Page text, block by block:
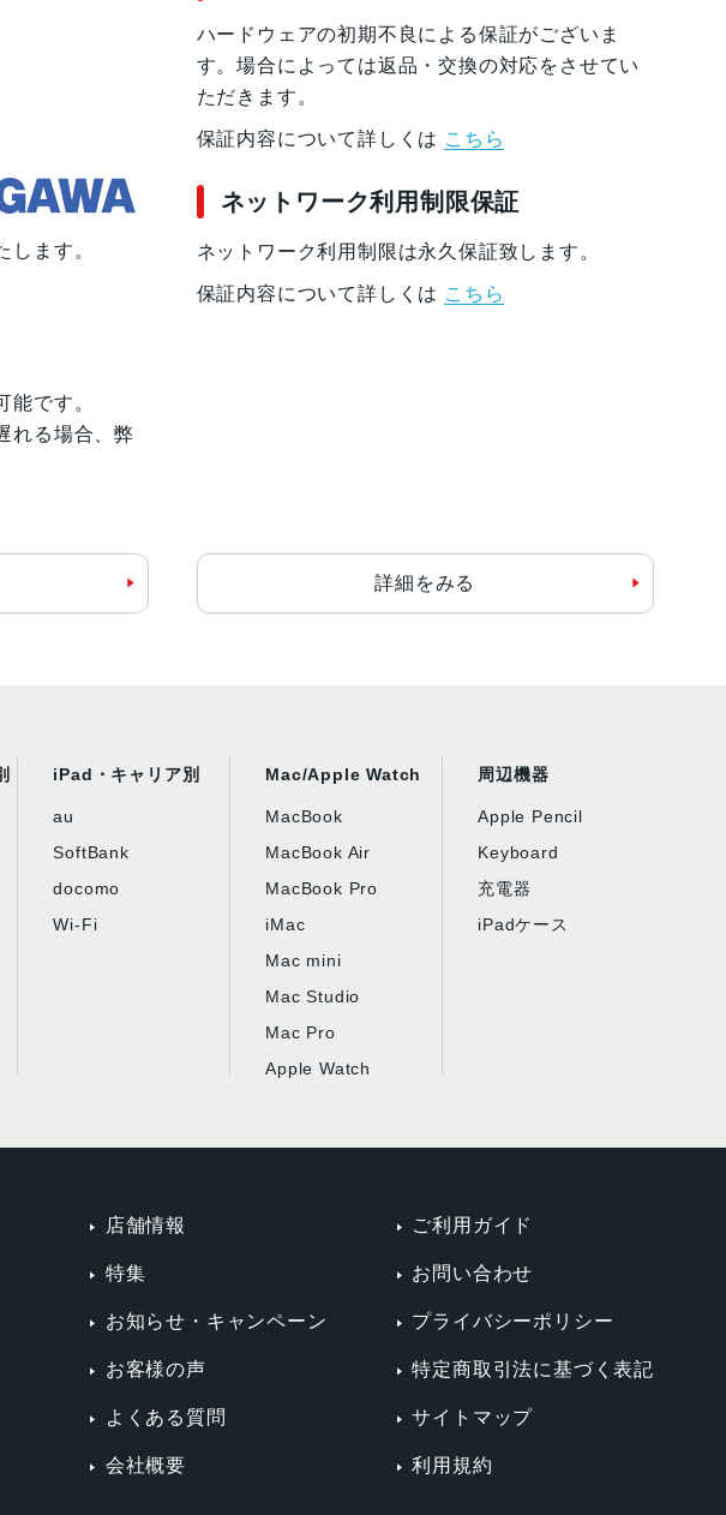
します。
能です。
れる場合、弊
ハードウェアの初期不良による保証がございま
す。場合によっては返品・交換の対応をさせてい
ただきます。
保証内容について詳しくは こちら
ネットワーク利用制限保証
ネットワーク利用制限は永久保証致します。
保証内容について詳しくは こちら
詳細をみる
iPad・キャリア別
au
SoftBank
docomo
Wi-Fi
Mac/Apple Watch
MacBook
MacBook Air
MacBook Pro
iMac
Mac mini
Mac Studio
Mac Pro
Apple Watch
周辺機器
Apple Pencil
Keyboard
充電器
iPadケース
店舗情報
特集
お知らせ・キャンペーン
お客様の声
よくある質問
会社概要
ご利用ガイド
お問い合わせ
プライバシーポリシー
特定商取引法に基づく表記
サイトマップ
利用規約